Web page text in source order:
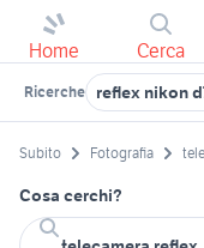
Home Cerca
Ricerche reflex nikon
Subito Fotografia
Cosa cerchi?